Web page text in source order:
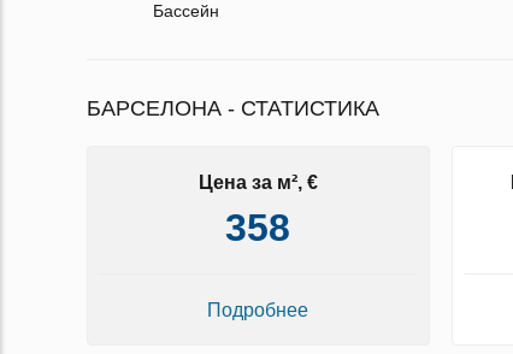
Бассейн
БАРСЕЛОНА - СТАТИСТИКА
Цена за м², €
358
Подробнее